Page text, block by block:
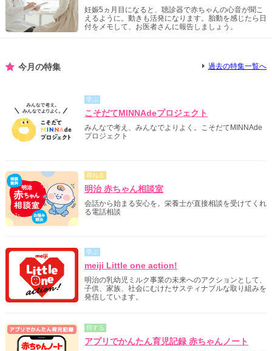
妊娠5ヵ月目になると、聴診器で赤ちゃんの心音が聞こ
えるように。動きも活発になります。胎動を感じたら日
付をメモして、お医者さんに報告しましょう。
今月の特集 過去の特集一覧へ
学ぶ
こそだてMINNAdeプロジェクト
みんなで考え、みんなでよりよく。こそだてMINNAde
プロジェクト
尋ねる
明治 赤ちゃん相談室
会話から始まる安心を。栄養士が直接相談を受けてくれ
る電話相談
学ぶ
meiji Little one action!
明治の乳幼児ミルク事業の未来へのアクションとして、
子供、家族、社会にむけたサスティナブルな取り組みを
発信しています。
得する
アプリでかんたん育児記録 赤ちゃんノート